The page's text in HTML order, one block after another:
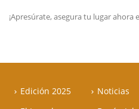
¡Apresúrate, asegura tu lugar ahora
Edición 2025
Noticias